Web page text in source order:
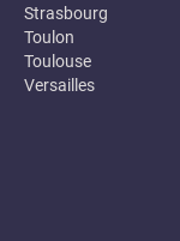
Strasbourg
Toulon
Toulouse
Versailles